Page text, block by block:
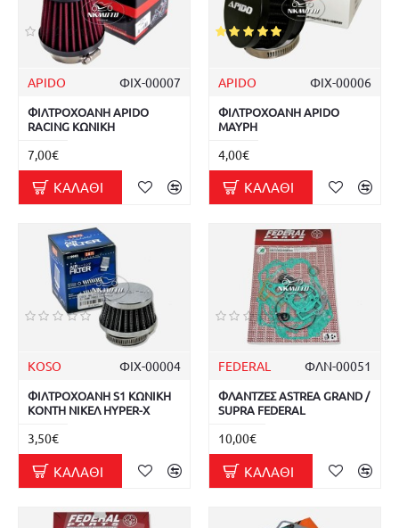
APIDO ΦΙΧ-00007
ΦΙΛΤΡΟΧΟΑΝΗ APIDO
RACING ΚΩΝΙΚΗ
7,00€
ΚΑΛΆΘΙ
APIDO ΦΙΧ-00006
ΦΙΛΤΡΟΧΟΑΝΗ APIDO
ΜΑΥΡΗ
4,00€
ΚΑΛΆΘΙ
KOSO ΦΙΧ-00004
ΦΙΛΤΡΟΧΟΑΝΗ S1 ΚΩΝΙΚΗ
ΚΟΝΤΗ ΝΙΚΕΛ HYPER-X
3,50€
ΚΑΛΆΘΙ
FEDERAL ΦΛΝ-00051
ΦΛΑΝΤΖΕΣ ASTREA GRAND /
SUPRA FEDERAL
10,00€
ΚΑΛΆΘΙ